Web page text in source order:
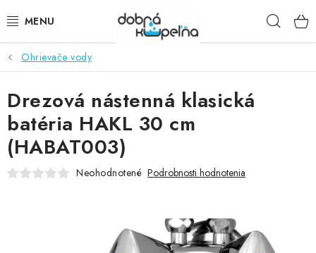
na
SPRCHOVÉ KÚTY
SPRCHOVÉ DVERE
BATÉRIE
VANE
Ohrievače vody
Drezová nástenná klasická
batéria HAKL 30 cm
(HABAT003)
Neohodnotené Podrobnosti hodnotenia